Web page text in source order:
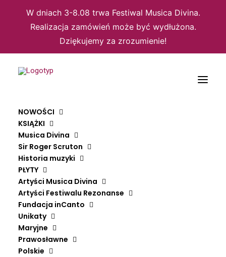
W dniach 3-8.08 trwa Festiwal Musica Divina.
Realizacja zamówień może być wydłużona.
Dziękujemy za zrozumienie!
NOWOŚCI
KSIĄŻKI
Musica Divina
Sir Roger Scruton
Historia muzyki
PŁYTY
Artyści Musica Divina
Artyści Festiwalu Rezonanse
Fundacja inCanto
Unikaty
Maryjne
Prawosławne
Polskie